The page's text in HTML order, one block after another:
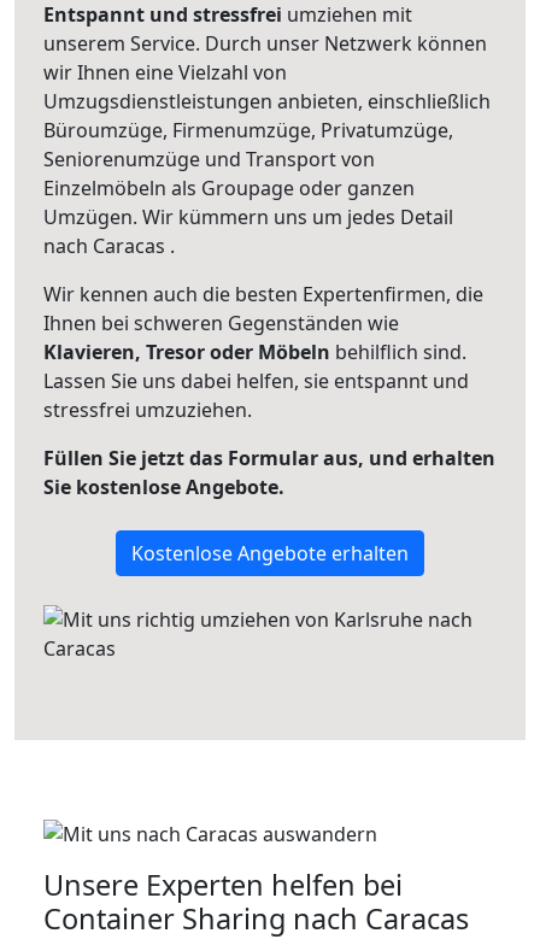
Entspannt und stressfrei umziehen mit
unserem Service. Durch unser Netzwerk können
wir Ihnen eine Vielzahl von
Umzugsdienstleistungen anbieten, einschließlich
Büroumzüge, Firmenumzüge, Privatumzüge,
Seniorenumzüge und Transport von
Einzelmöbeln als Groupage oder ganzen
Umzügen. Wir kümmern uns um jedes Detail
nach Caracas .
Wir kennen auch die besten Expertenfirmen, die
Ihnen bei schweren Gegenständen wie
Klavieren, Tresor oder Möbeln behilflich sind.
Lassen Sie uns dabei helfen, sie entspannt und
stressfrei umzuziehen.
Füllen Sie jetzt das Formular aus, und erhalten
Sie kostenlose Angebote.
Kostenlose Angebote erhalten
Unsere Experten helfen bei
Container Sharing nach Caracas